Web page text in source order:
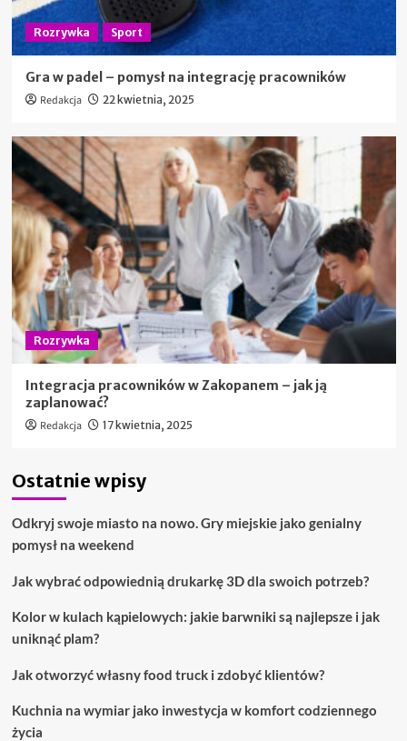
Rozrywka Sport
Gra w padel – pomysł na integrację pracowników
Redakcja 22 kwietnia, 2025
Rozrywka
Integracja pracowników w Zakopanem – jak ją
zaplanować?
Redakcja 17 kwietnia, 2025
Ostatnie wpisy
Odkryj swoje miasto na nowo. Gry miejskie jako genialny
pomysł na weekend
Jak wybrać odpowiednią drukarkę 3D dla swoich potrzeb?
Kolor w kulach kąpielowych: jakie barwniki są najlepsze i jak
uniknąć plam?
Jak otworzyć własny food truck i zdobyć klientów?
Kuchnia na wymiar jako inwestycja w komfort codziennego
życia